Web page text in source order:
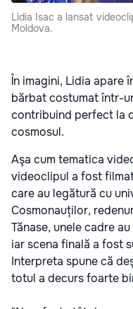
Lidia Isac a lansat
Moldova.
În imagini, Lidia apare
bărbat costumat într-
contribuind perfect la
cosmosul.
Aşa cum tematica
videoclipul a fost
care au legătură cu
Cosmonauților,
Tănase, unele cadre
iar scena finală a fost
Interpreta spune că
totul a decurs foarte